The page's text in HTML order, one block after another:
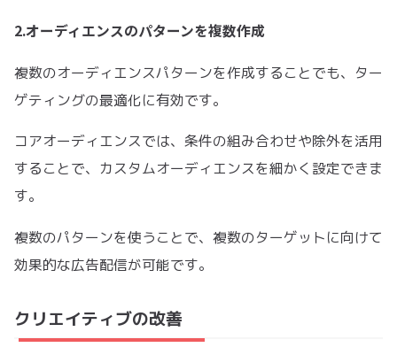
2.オーディエンスのパターンを複数作成
複数のオーディエンスパターンを作成することでも、ター
ゲティングの最適化に有効です。
コアオーディエンスでは、条件の組み合わせや除外を活用
することで、カスタムオーディエンスを細かく設定できま
す。
複数のパターンを使うことで、複数のターゲットに向けて
効果的な広告配信が可能です。
クリエイティブの改善